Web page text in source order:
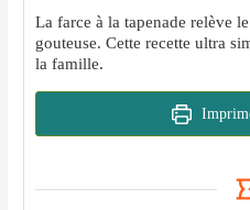
La farce à la tapenade relève
gouteuse. Cette recette ultra
la famille.